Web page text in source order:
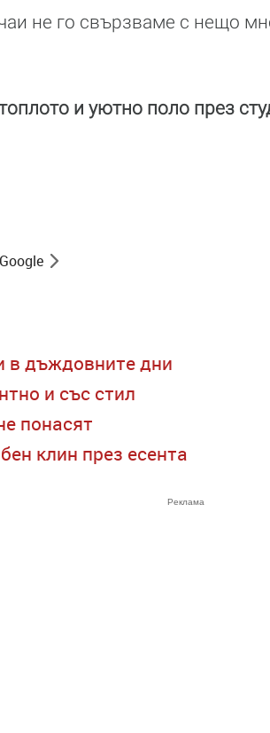
не го свързваме с нещо
и уютно поло през
в дъждовните дни
и със стил
понасят
клин през есента